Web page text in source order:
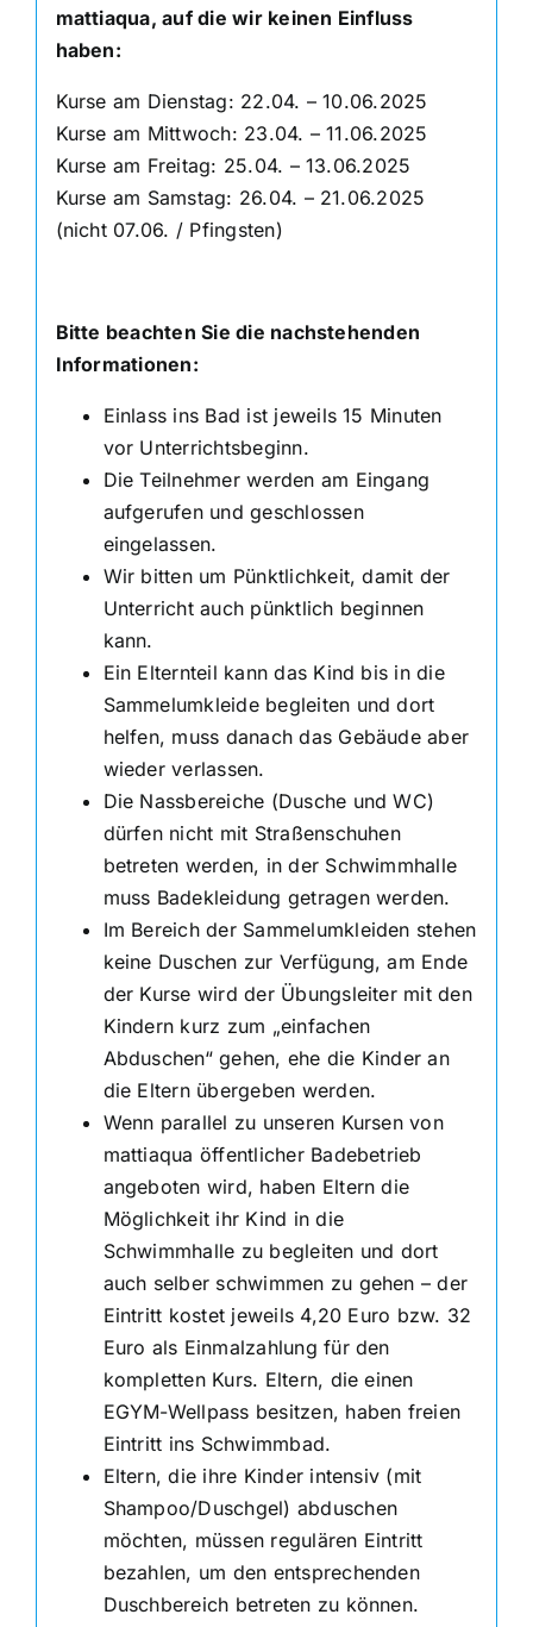
mattiaqua, auf die wir keinen Einfluss
haben:
Kurse am Dienstag: 22.04. – 10.06.2025
Kurse am Mittwoch: 23.04. – 11.06.2025
Kurse am Freitag: 25.04. – 13.06.2025
Kurse am Samstag: 26.04. – 21.06.2025
(nicht 07.06. / Pfingsten)
Bitte beachten Sie die nachstehenden
Informationen:
Einlass ins Bad ist jeweils 15 Minuten
vor Unterrichtsbeginn.
Die Teilnehmer werden am Eingang
aufgerufen und geschlossen
eingelassen.
Wir bitten um Pünktlichkeit, damit der
Unterricht auch pünktlich beginnen
kann.
Ein Elternteil kann das Kind bis in die
Sammelumkleide begleiten und dort
helfen, muss danach das Gebäude aber
wieder verlassen.
Die Nassbereiche (Dusche und WC)
dürfen nicht mit Straßenschuhen
betreten werden, in der Schwimmhalle
muss Badekleidung getragen werden.
Im Bereich der Sammelumkleiden stehen
keine Duschen zur Verfügung, am Ende
der Kurse wird der Übungsleiter mit den
Kindern kurz zum „einfachen
Abduschen“ gehen, ehe die Kinder an
die Eltern übergeben werden.
Wenn parallel zu unseren Kursen von
mattiaqua öffentlicher Badebetrieb
angeboten wird, haben Eltern die
Möglichkeit ihr Kind in die
Schwimmhalle zu begleiten und dort
auch selber schwimmen zu gehen – der
Eintritt kostet jeweils 4,20 Euro bzw. 32
Euro als Einmalzahlung für den
kompletten Kurs. Eltern, die einen
EGYM-Wellpass besitzen, haben freien
Eintritt ins Schwimmbad.
Eltern, die ihre Kinder intensiv (mit
Shampoo/Duschgel) abduschen
möchten, müssen regulären Eintritt
bezahlen, um den entsprechenden
Duschbereich betreten zu können.